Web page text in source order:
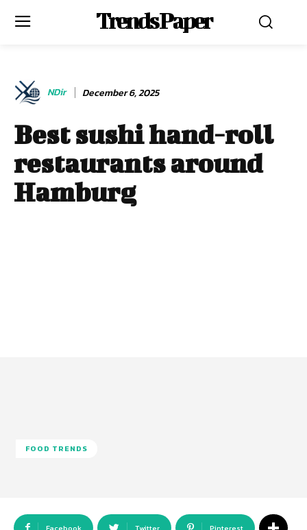
Trends Paper
NDir December 6, 2025
Best sushi hand-roll
restaurants around
Hamburg
FOOD TRENDS